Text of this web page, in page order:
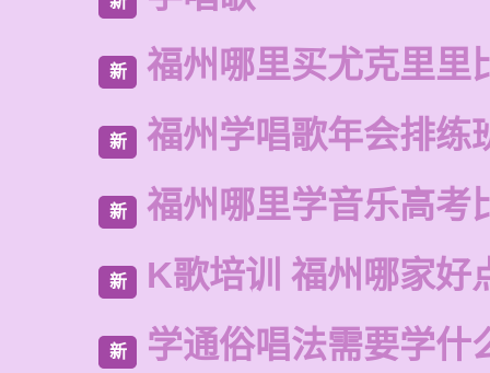
新 福州哪里买尤克里里
新 福州学唱歌年会排练
新 福州哪里学音乐高考
新 K歌培训 福州哪家好
新 学通俗唱法需要学什